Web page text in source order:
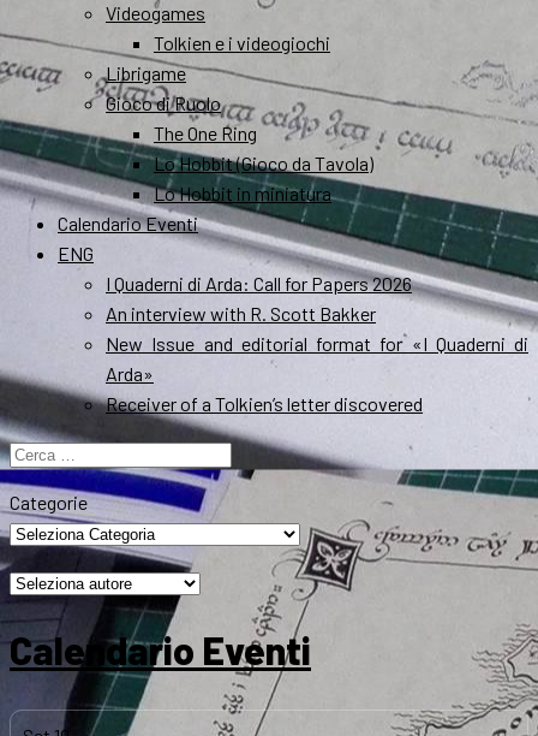
Videogames
Tolkien e i videogiochi
Librigame
Gioco di Ruolo
The One Ring
Lo Hobbit (Gioco da Tavola)
Lo Hobbit in miniatura
Calendario Eventi
ENG
I Quaderni di Arda: Call for Papers 2026
An interview with R. Scott Bakker
New Issue and editorial format for «I Quaderni di
Arda»
Receiver of a Tolkien’s letter discovered
Ricerca
per:
Categorie
Calendario Eventi